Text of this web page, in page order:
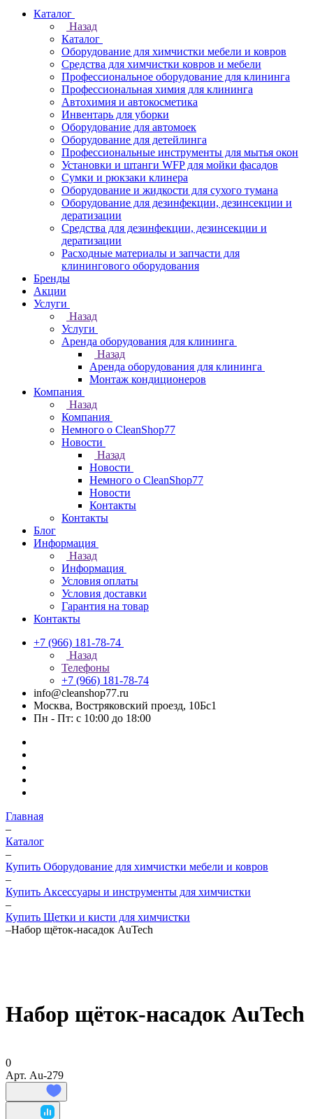
Каталог
Назад
Каталог
Оборудование для химчистки мебели и ковров
Средства для химчистки ковров и мебели
Профессиональное оборудование для клининга
Профессиональная химия для клининга
Автохимия и автокосметика
Инвентарь для уборки
Оборудование для автомоек
Оборудование для детейлинга
Профессиональные инструменты для мытья окон
Установки и штанги WFP для мойки фасадов
Сумки и рюкзаки клинера
Оборудование и жидкости для сухого тумана
Оборудование для дезинфекции, дезинсекции и
дератизации
Средства для дезинфекции, дезинсекции и
дератизации
Расходные материалы и запчасти для
клинингового оборудования
Бренды
Акции
Услуги
Назад
Услуги
Аренда оборудования для клининга
Назад
Аренда оборудования для клининга
Монтаж кондиционеров
Компания
Назад
Компания
Немного о CleanShop77
Новости
Назад
Новости
Немного о CleanShop77
Новости
Контакты
Контакты
Блог
Информация
Назад
Информация
Условия оплаты
Условия доставки
Гарантия на товар
Контакты
+7 (966) 181-78-74
Назад
Телефоны
+7 (966) 181-78-74
info@cleanshop77.ru
Москва, Востряковский проезд, 10Бс1
Пн - Пт: с 10:00 до 18:00
Главная
–
Каталог
–
Купить Оборудование для химчистки мебели и ковров
–
Купить Аксессуары и инструменты для химчистки
–
Купить Щетки и кисти для химчистки
–Набор щёток-насадок AuTech
Набор щёток-насадок AuTech
0
Арт. Au-279